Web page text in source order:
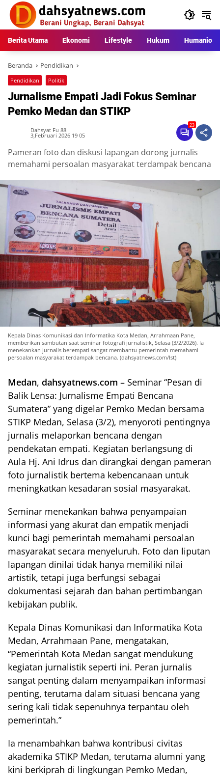
Langsung
konten
Berita Utama Ekonomi Lifestyle Hukum Humaniora
Beranda Pendidikan
Pendidikan Politik
Jurnalisme Empati Jadi Fokus Seminar
Pemko Medan dan STIKP
Dahsyat Fu 88
3,Februari 2026 19 05
23
Pameran foto dan diskusi lapangan dorong jurnalis
memahami persoalan masyarakat terdampak bencana
Kepala Dinas Komunikasi dan Informatika Kota Medan, Arrahmaan Pane,
memberikan sambutan saat seminar fotografi jurnalistik, Selasa (3/2/2026). Ia
menekankan jurnalis berempati sangat membantu pemerintah memahami
persoalan masyarakat terdampak bencana. (dahsyatnews.com/Ist)
Medan, dahsyatnews.com – Seminar “Pesan di
Balik Lensa: Jurnalisme Empati Bencana
Sumatera” yang digelar Pemko Medan bersama
STIKP Medan, Selasa (3/2), menyoroti pentingnya
jurnalis melaporkan bencana dengan
pendekatan empati. Kegiatan berlangsung di
Aula Hj. Ani Idrus dan dirangkai dengan pameran
foto jurnalistik bertema kebencanaan untuk
meningkatkan kesadaran sosial masyarakat.
Seminar menekankan bahwa penyampaian
informasi yang akurat dan empatik menjadi
kunci bagi pemerintah memahami persoalan
masyarakat secara menyeluruh. Foto dan liputan
lapangan dinilai tidak hanya memiliki nilai
artistik, tetapi juga berfungsi sebagai
dokumentasi sejarah dan bahan pertimbangan
kebijakan publik.
Kepala Dinas Komunikasi dan Informatika Kota
Medan, Arrahmaan Pane, mengatakan,
“Pemerintah Kota Medan sangat mendukung
kegiatan jurnalistik seperti ini. Peran jurnalis
sangat penting dalam menyampaikan informasi
penting, terutama dalam situasi bencana yang
sering kali tidak sepenuhnya terpantau oleh
pemerintah.”
Ia menambahkan bahwa kontribusi civitas
akademika STIKP Medan, terutama alumni yang
kini berkiprah di lingkungan Pemko Medan,